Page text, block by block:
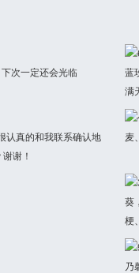
次一定还会光临
认真的和我联系确认地
谢！